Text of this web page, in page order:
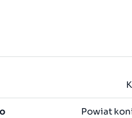
Powiat